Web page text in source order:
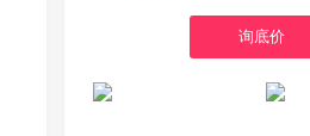
询底价